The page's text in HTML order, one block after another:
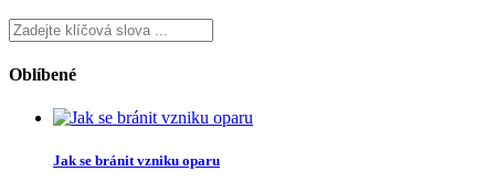
Oblíbené
Jak se bránit vzniku oparu